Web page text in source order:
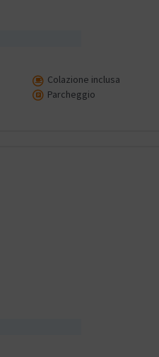
Colazione inclusa
Parcheggio